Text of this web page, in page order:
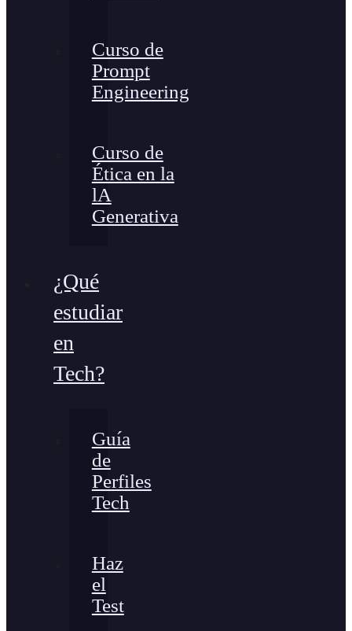
Curso de
Prompt
Engineering
Curso de
Ética en la
lA
Generativa
¿Qué
estudiar
en
Tech?
Guía
de
Perfiles
Tech
Haz
el
Test